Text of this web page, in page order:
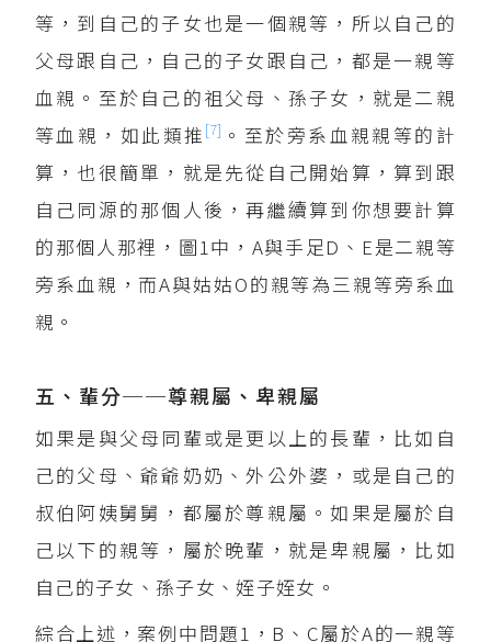
等，到自己的子女也是一個親等，所以自己的
父母跟自己，自己的子女跟自己，都是一親等
血親。至於自己的祖父母、孫子女，就是二親
等血親，如此類推 [7] 。至於旁系血親親等的計
算，也很簡單，就是先從自己開始算，算到跟
自己同源的那個人後，再繼續算到你想要計算
的那個人那裡，圖1中，A與手足D、E是二親等
旁系血親，而A與姑姑O的親等為三親等旁系血
親。
五、輩分──尊親屬、卑親屬
如果是與父母同輩或是更以上的長輩，比如自
己的父母、爺爺奶奶、外公外婆，或是自己的
叔伯阿姨舅舅，都屬於尊親屬。如果是屬於自
己以下的親等，屬於晚輩，就是卑親屬，比如
自己的子女、孫子女、姪子姪女。
綜合上述，案例中問題1，B、C屬於A的一親等